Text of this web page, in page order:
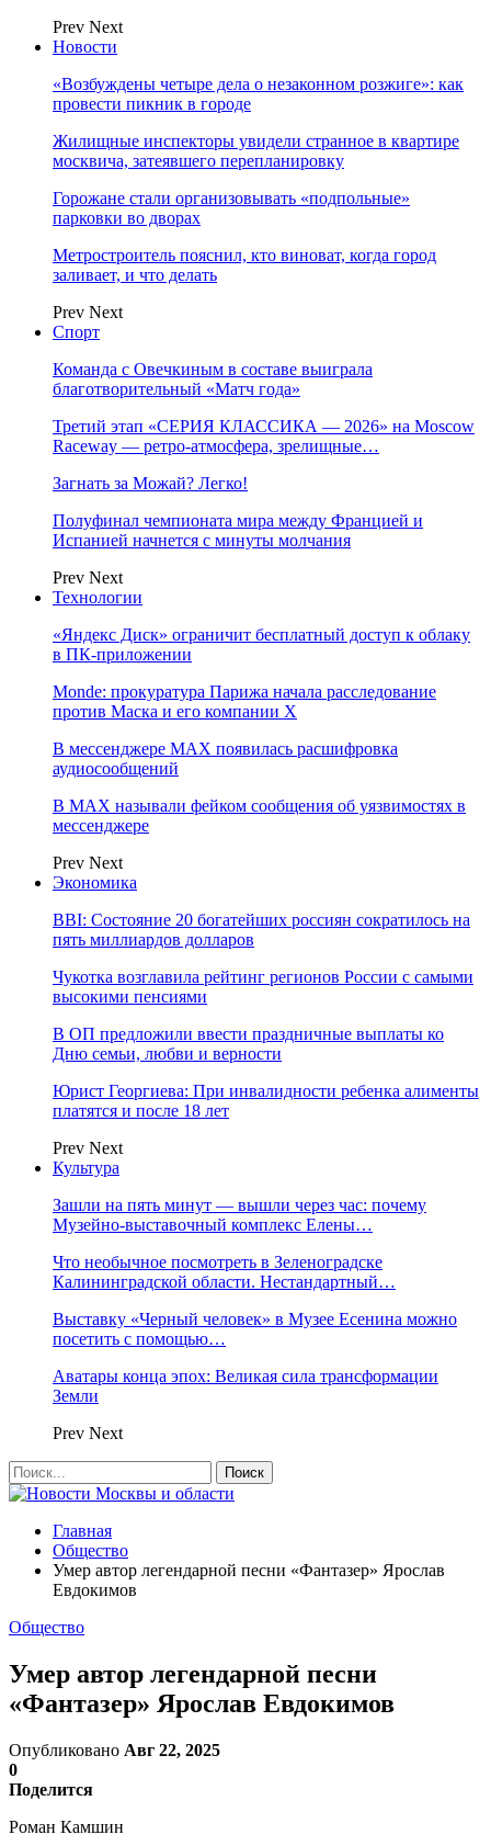
Prev Next
Новости
«Возбуждены четыре дела о незаконном розжиге»: как
провести пикник в городе
Жилищные инспекторы увидели странное в квартире
москвича, затеявшего перепланировку
Горожане стали организовывать «подпольные»
парковки во дворах
Метростроитель пояснил, кто виноват, когда город
заливает, и что делать
Prev Next
Спорт
Команда с Овечкиным в составе выиграла
благотворительный «Матч года»
Третий этап «СЕРИЯ КЛАССИКА — 2026» на Moscow
Raceway — ретро‑атмосфера, зрелищные…
Загнать за Можай? Легко!
Полуфинал чемпионата мира между Францией и
Испанией начнется с минуты молчания
Prev Next
Технологии
«Яндекс Диск» ограничит бесплатный доступ к облаку
в ПК-приложении
Monde: прокуратура Парижа начала расследование
против Маска и его компании X
В мессенджере MAX появилась расшифровка
аудиосообщений
В МAX называли фейком сообщения об уязвимостях в
мессенджере
Prev Next
Экономика
BBI: Состояние 20 богатейших россиян сократилось на
пять миллиардов долларов
Чукотка возглавила рейтинг регионов России с самыми
высокими пенсиями
В ОП предложили ввести праздничные выплаты ко
Дню семьи, любви и верности
Юрист Георгиева: При инвалидности ребенка алименты
платятся и после 18 лет
Prev Next
Культура
Зашли на пять минут — вышли через час: почему
Музейно-выставочный комплекс Елены…
Что необычное посмотреть в Зеленоградске
Калининградской области. Нестандартный…
Выставку «Черный человек» в Музее Есенина можно
посетить с помощью…
Аватары конца эпох: Великая сила трансформации
Земли
Prev Next
Главная
Общество
Умер автор легендарной песни «Фантазер» Ярослав
Евдокимов
Общество
Умер автор легендарной песни
«Фантазер» Ярослав Евдокимов
Опубликовано Авг 22, 2025
0
Поделится
Роман Камшин